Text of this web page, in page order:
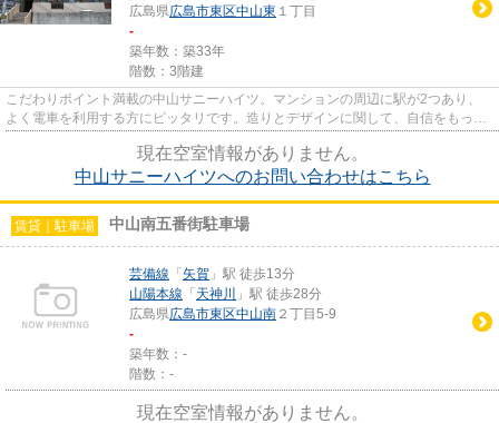
広島県広島市東区中山東 １丁目
-
築年数：築33年
階数：3階建
こだわりポイント満載の中山サニーハイツ。マンションの周辺に駅が2つあり、
よく電車を利用する方にピッタリです。造りとデザインに関して、自信をもって
情報を提供できるマンションで...
現在空室情報がありません。
中山サニーハイツへのお問い合わせはこちら
賃貸｜駐車場 中山南五番街駐車場
芸備線 「矢賀 」駅 徒歩13分
山陽本線 「天神川
」駅 徒歩28分
広島県広島市東区中山南 ２丁目5-9
-
築年数：-
階数：-
現在空室情報がありません。